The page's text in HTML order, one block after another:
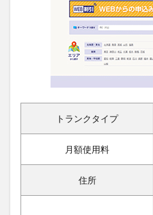
トランクタイプ
月額使用料
住所